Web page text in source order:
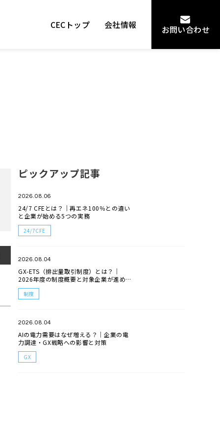
CECトップ 会社情報 お問い合わせ
ピックアップ記事
2026.08.06
24/7 CFEとは？｜再エネ100％との違い
と企業が始める5つの実務
24/7CFE
2026.08.04
GX-ETS（排出量取引制度）とは？｜
2026年度の制度概要と対象企業が進める
べき対応
制度
2026.08.04
AIの電力需要はなぜ増える？｜企業の電
力調達・GX戦略への影響と対策
GX